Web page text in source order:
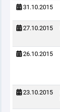
31.10.2015
27.10.2015
26.10.2015
23.10.2015